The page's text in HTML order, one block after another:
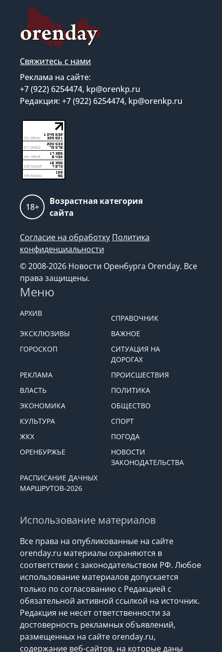
Свяжитесь с нами
Реклама на сайте:
+7 (922) 6254474, kp@orenkp.ru
Редакция: +7 (922) 6254474, kp@orenkp.ru
18+
Возрастная категория
сайта
Согласие на обработку Политика
конфиденциальности
© 2008-2026 Новости Оренбурга Orenday. Все
права защищены.
Меню
АРХИВ
СПРАВОЧНИК
ЭКСКЛЮЗИВЫ
ВАЖНОЕ
ГОРОСКОП
СИТУАЦИЯ НА
ДОРОГАХ
РЕКЛАМА
ПРОИСШЕСТВИЯ
ВЛАСТЬ
ПОЛИТИКА
ЭКОНОМИКА
ОБЩЕСТВО
КУЛЬТУРА
СПОРТ
ЖКХ
ПОГОДА
ОРЕНБУРЖЬЕ
НОВОСТИ
ЗАКОНОДАТЕЛЬСТВА
РАСПИСАНИЕ ДАЧНЫХ
МАРШРУТОВ-2026
Использование материалов
Все права на опубликованные на сайте
orenday.ru материалы охраняются в
соответствии с законодательством РФ. Любое
использование материалов допускается
только по согласованию с Редакцией с
обязательной активной ссылкой на источник.
Редакция не несет ответственности за
достоверность рекламных объявлений,
размещенных на сайте orenday.ru,
содержание веб-сайтов, на которые даны